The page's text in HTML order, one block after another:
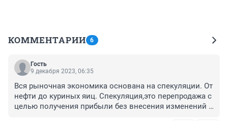
КОММЕНТАРИИ 6
Гость
9 декабря 2023, 06:35
Вся рыночная экономика основана на спекуляции. От
нефти до куриных яиц. Спекуляция,это перепродажа с
целью получения прибыли без внесения изменений в